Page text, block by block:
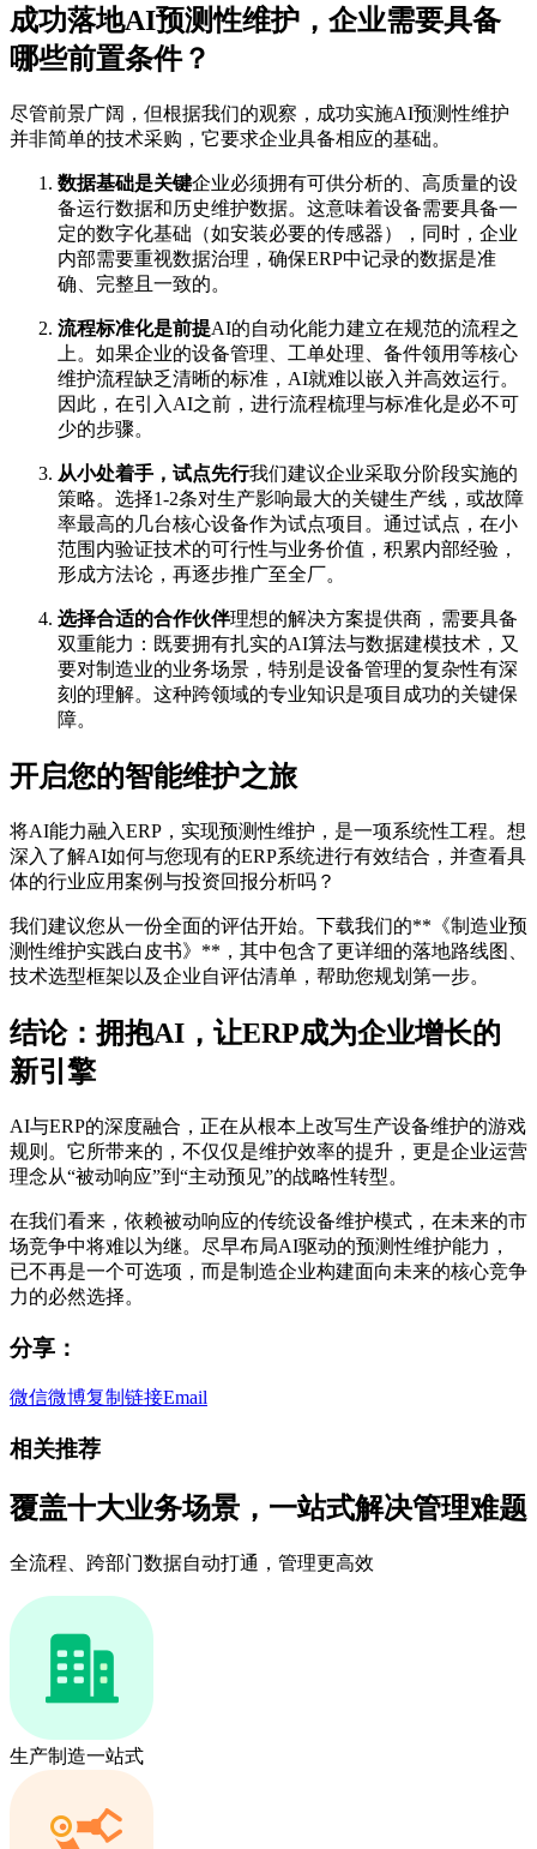
成功落地AI预测性维护，企业需要具备
哪些前置条件？
尽管前景广阔，但根据我们的观察，成功实施AI预测性维护
并非简单的技术采购，它要求企业具备相应的基础。
数据基础是关键企业必须拥有可供分析的、高质量的设
备运行数据和历史维护数据。这意味着设备需要具备一
定的数字化基础（如安装必要的传感器），同时，企业
内部需要重视数据治理，确保ERP中记录的数据是准
确、完整且一致的。
流程标准化是前提AI的自动化能力建立在规范的流程之
上。如果企业的设备管理、工单处理、备件领用等核心
维护流程缺乏清晰的标准，AI就难以嵌入并高效运行。
因此，在引入AI之前，进行流程梳理与标准化是必不可
少的步骤。
从小处着手，试点先行我们建议企业采取分阶段实施的
策略。选择1-2条对生产影响最大的关键生产线，或故障
率最高的几台核心设备作为试点项目。通过试点，在小
范围内验证技术的可行性与业务价值，积累内部经验，
形成方法论，再逐步推广至全厂。
选择合适的合作伙伴理想的解决方案提供商，需要具备
双重能力：既要拥有扎实的AI算法与数据建模技术，又
要对制造业的业务场景，特别是设备管理的复杂性有深
刻的理解。这种跨领域的专业知识是项目成功的关键保
障。
开启您的智能维护之旅
将AI能力融入ERP，实现预测性维护，是一项系统性工程。想
深入了解AI如何与您现有的ERP系统进行有效结合，并查看具
体的行业应用案例与投资回报分析吗？
我们建议您从一份全面的评估开始。下载我们的**《制造业预
测性维护实践白皮书》**，其中包含了更详细的落地路线图、
技术选型框架以及企业自评估清单，帮助您规划第一步。
结论：拥抱AI，让ERP成为企业增长的
新引擎
AI与ERP的深度融合，正在从根本上改写生产设备维护的游戏
规则。它所带来的，不仅仅是维护效率的提升，更是企业运营
理念从“被动响应”到“主动预见”的战略性转型。
在我们看来，依赖被动响应的传统设备维护模式，在未来的市
场竞争中将难以为继。尽早布局AI驱动的预测性维护能力，
已不再是一个可选项，而是制造企业构建面向未来的核心竞争
力的必然选择。
分享：
微信微博复制链接Email
相关推荐
覆盖十大业务场景，一站式解决管理难题
全流程、跨部门数据自动打通，管理更高效
生产制造一站式